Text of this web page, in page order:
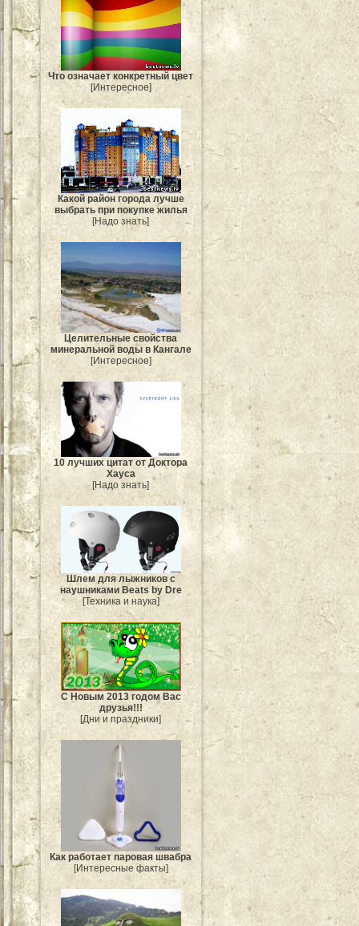
Что означает конкретный цвет
[Интересное]
Какой район города лучше
выбрать при покупке жилья
[Надо знать]
Целительные свойства
минеральной воды в Кангале
[Интересное]
10 лучших цитат от Доктора
Хауса
[Надо знать]
Шлем для лыжников с
наушниками Beats by Dre
[Техника и наука]
С Новым 2013 годом Вас
друзья!!!
[Дни и праздники]
Как работает паровая швабра
[Интересные факты]